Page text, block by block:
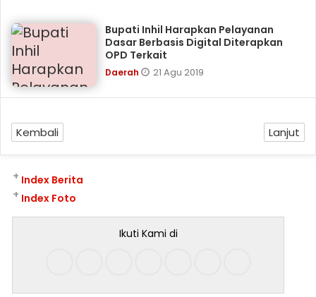
Bupati Inhil Harapkan Pelayanan
Dasar Berbasis Digital Diterapkan
OPD Terkait
Daerah 21 Agu 2019
Kembali Lanjut
Index Berita
+
Index Foto
+
Ikuti Kami di